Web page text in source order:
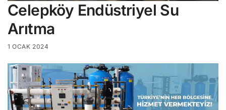
Celepköy Endüstriyel Su
Arıtma
1 OCAK 2024